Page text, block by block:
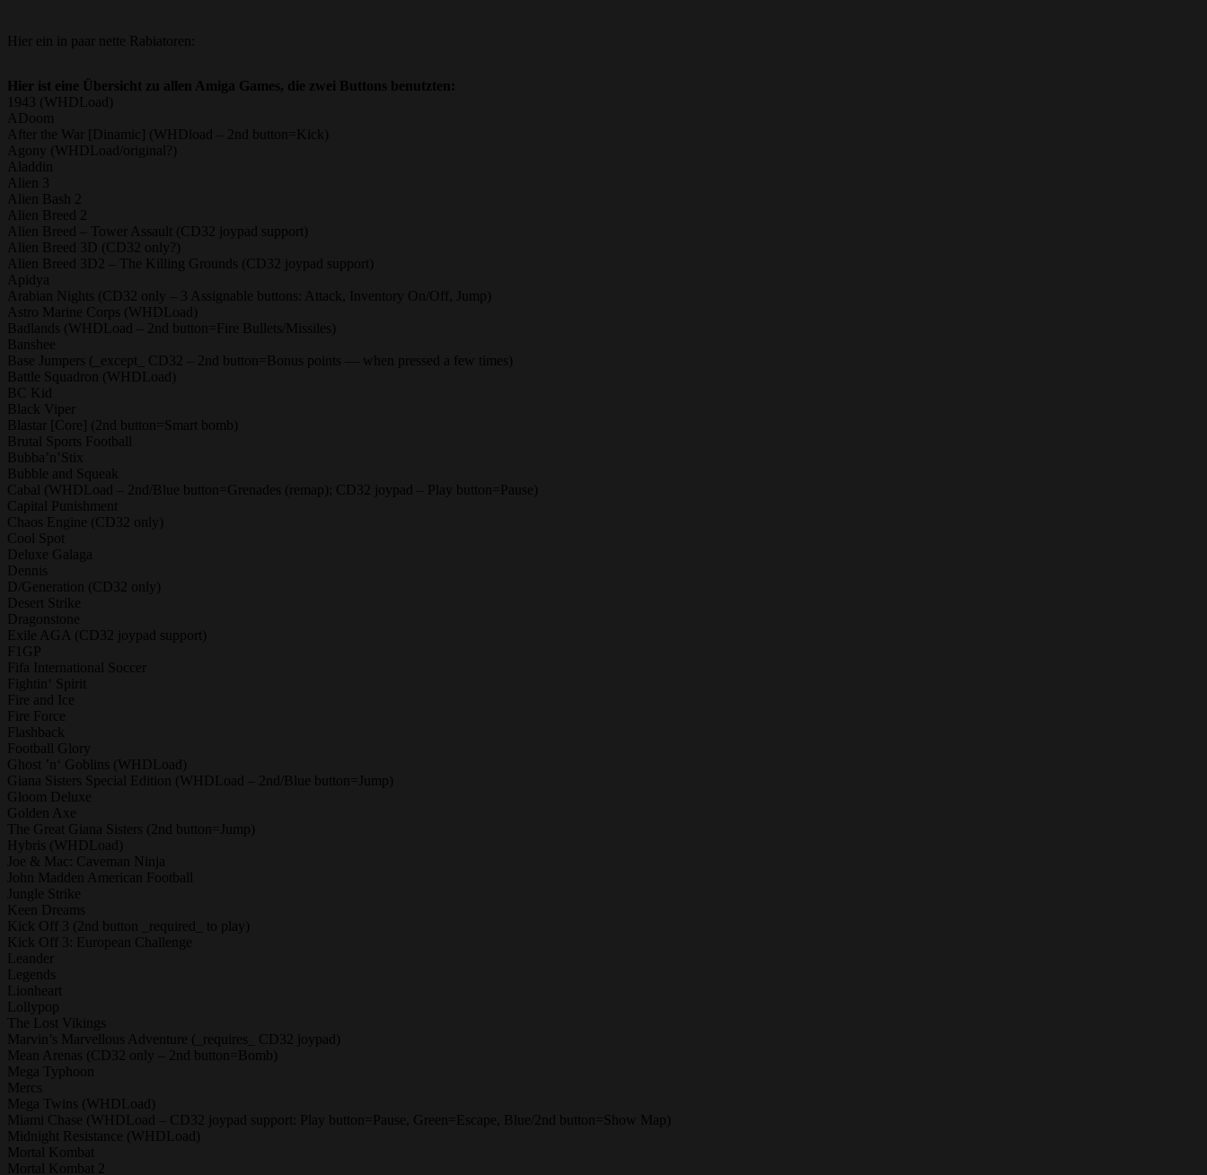
Hier ein in paar nette Rabiatoren:
Hier ist eine Übersicht zu allen Amiga Games, die zwei Buttons benutzten:
1943 (WHDLoad)
ADoom
After the War [Dinamic] (WHDload – 2nd button=Kick)
Agony (WHDLoad/original?)
Aladdin
Alien 3
Alien Bash 2
Alien Breed 2
Alien Breed – Tower Assault (CD32 joypad support)
Alien Breed 3D (CD32 only?)
Alien Breed 3D2 – The Killing Grounds (CD32 joypad support)
Apidya
Arabian Nights (CD32 only – 3 Assignable buttons: Attack, Inventory On/Off, Jump)
Astro Marine Corps (WHDLoad)
Badlands (WHDLoad – 2nd button=Fire Bullets/Missiles)
Banshee
Base Jumpers (_except_ CD32 – 2nd button=Bonus points — when pressed a few times)
Battle Squadron (WHDLoad)
BC Kid
Black Viper
Blastar [Core] (2nd button=Smart bomb)
Brutal Sports Football
Bubba’n’Stix
Bubble and Squeak
Cabal (WHDLoad – 2nd/Blue button=Grenades (remap); CD32 joypad – Play button=Pause)
Capital Punishment
Chaos Engine (CD32 only)
Cool Spot
Deluxe Galaga
Dennis
D/Generation (CD32 only)
Desert Strike
Dragonstone
Exile AGA (CD32 joypad support)
F1GP
Fifa International Soccer
Fightin‘ Spirit
Fire and Ice
Fire Force
Flashback
Football Glory
Ghost ’n‘ Goblins (WHDLoad)
Giana Sisters Special Edition (WHDLoad – 2nd/Blue button=Jump)
Gloom Deluxe
Golden Axe
The Great Giana Sisters (2nd button=Jump)
Hybris (WHDLoad)
Joe & Mac: Caveman Ninja
John Madden American Football
Jungle Strike
Keen Dreams
Kick Off 3 (2nd button _required_ to play)
Kick Off 3: European Challenge
Leander
Legends
Lionheart
Lollypop
The Lost Vikings
Marvin’s Marvellous Adventure (_requires_ CD32 joypad)
Mean Arenas (CD32 only – 2nd button=Bomb)
Mega Typhoon
Mercs
Mega Twins (WHDLoad)
Miami Chase (WHDLoad – CD32 joypad support: Play button=Pause, Green=Escape, Blue/2nd button=Show Map)
Midnight Resistance (WHDLoad)
Mortal Kombat
Mortal Kombat 2